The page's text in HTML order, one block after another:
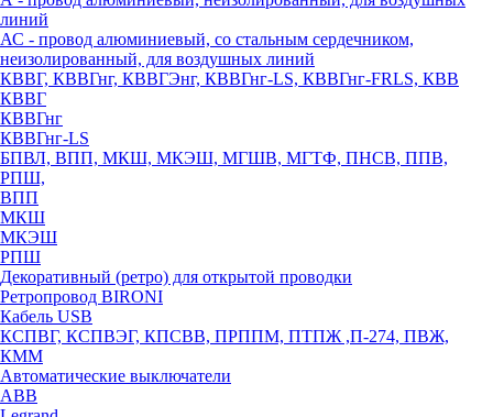
линий
АС - провод алюминиевый, со стальным сердечником,
неизолированный, для воздушных линий
КВВГ, КВВГнг, КВВГЭнг, КВВГнг-LS, КВВГнг-FRLS, КВВ
КВВГ
КВВГнг
КВВГнг-LS
БПВЛ, ВПП, МКШ, МКЭШ, МГШВ, МГТФ, ПНСВ, ППВ,
РПШ,
ВПП
МКШ
МКЭШ
РПШ
Декоративный (ретро) для открытой проводки
Ретропровод BIRONI
Кабель USB
КСПВГ, КСПВЭГ, КПСВВ, ПРППМ, ПТПЖ ,П-274, ПВЖ,
КММ
Автоматические выключатели
ABB